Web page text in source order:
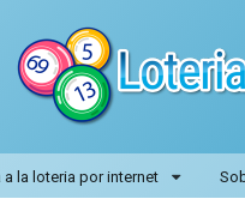
a la loteria por internet